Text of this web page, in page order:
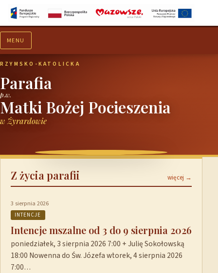
MENU
RZYMSKO-KATOLICKA
Parafia
p.w.
Matki Bożej Pocieszenia
w Żyrardowie
Z życia parafii więcej →
3 sierpnia 2026
INTENCJE
Intencje mszalne od 3 do 9 sierpnia 2026
poniedziałek, 3 sierpnia 2026 7:00 + Julię Sokołowską
18:00 Nowenna do Św. Józefa wtorek, 4 sierpnia 2026
7:00…